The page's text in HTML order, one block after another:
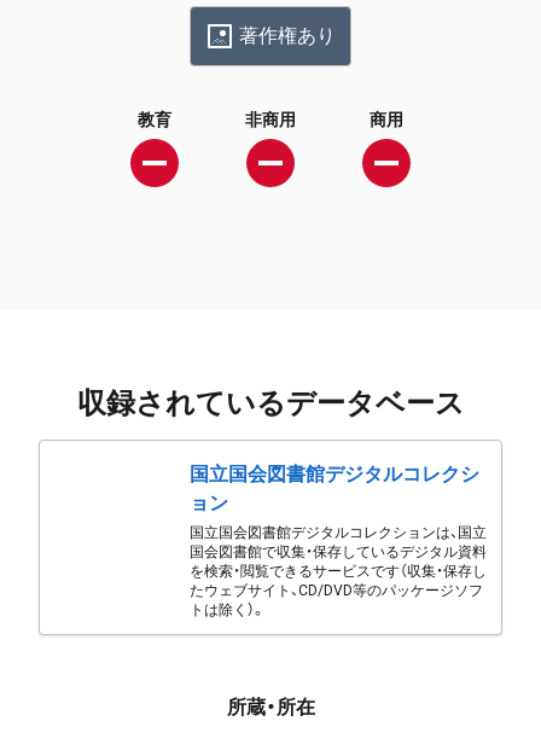
著作権あり
教育 非商用 商用
収録されているデータベース
国立国会図書館デジタルコレクシ
ョン
国立国会図書館デジタルコレクションは、国立
国会図書館で収集・保存しているデジタル資料
を検索・閲覧できるサービスです（収集・保存し
たウェブサイト、CD/DVD等のパッケージソフ
トは除く）。
所蔵・所在